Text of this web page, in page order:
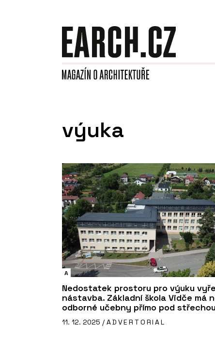
výuka
A
Nedostatek prostoru pro výuku
nástavba. Základní škola Vidče má
odborné učebny přímo pod střechou
11. 12. 2025 / ADVERTORIAL